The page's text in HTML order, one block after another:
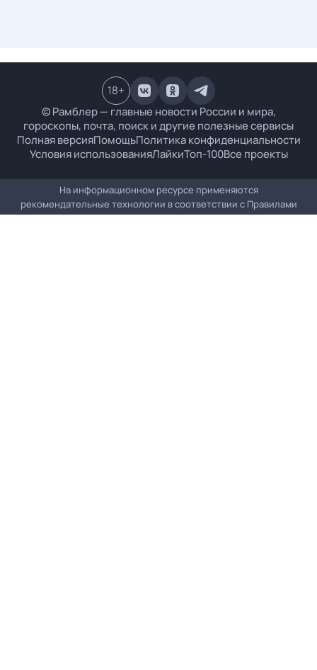
© Рамблер — главные новости России и мира,
гороскопы, почта, поиск и другие полезные сервисы
Полная версияПомощьПолитика конфиденциальности
Условия использованияЛайкиТоп-100Все проекты
18+
На информационном ресурсе применяются
рекомендательные технологии в соответствии с Правилами